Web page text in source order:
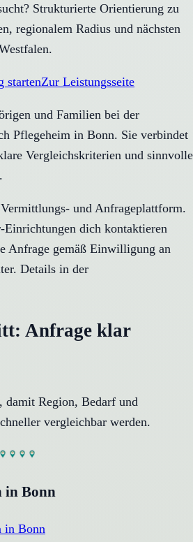
Strukturierte Orientierung zu
regionalem Radius und nächsten
startenZur Leistungsseite
und Familien bei der
Pflegeheim in Bonn. Sie verbindet
Vergleichskriterien und sinnvolle
und Anfrageplattform.
Einrichtungen dich kontaktieren
Anfrage gemäß Einwilligung an
Details in der
Anfrage klar
damit Region, Bedarf und
vergleichbar werden.
in Bonn
in Bonn